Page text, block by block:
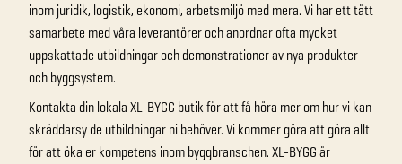
inom juridik, logistik, ekonomi, arbetsmiljö med mera. Vi har ett tätt
samarbete med våra leverantörer och anordnar ofta mycket
uppskattade utbildningar och demonstrationer av nya produkter
och byggsystem.
Kontakta din lokala XL-BYGG butik för att få höra mer om hur vi kan
skräddarsy de utbildningar ni behöver. Vi kommer göra att göra allt
för att öka er kompetens inom byggbranschen. XL-BYGG är